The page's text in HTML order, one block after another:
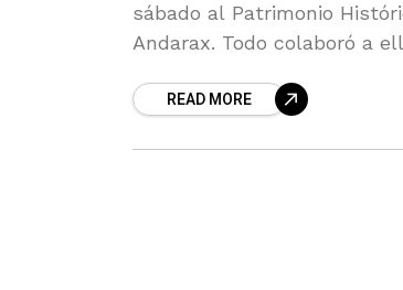
sábado al Patrimonio
Andarax. Todo colaboró a
Victoria y Benicid, en un día
READ MORE